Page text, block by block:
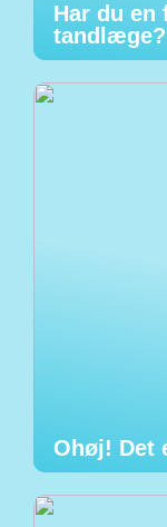
Har du en
Ohøj! Det